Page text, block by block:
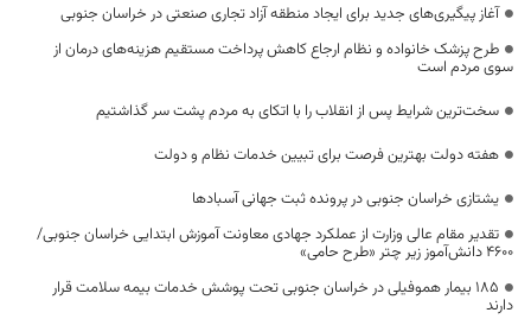
آغاز پیگیری‌های جدید برای ایجاد منطقه آزاد تجاری صنعتی در خراسان جنوبی
طرح پزشک خانواده و نظام ارجاع کاهش پرداخت مستقیم هزینه‌های درمان از
سوی مردم است
سخت‌ترین شرایط پس از انقلاب را با اتکای به مردم پشت سر گذاشتیم
هفته دولت بهترین فرصت برای تبیین خدمات نظام و دولت
یشتازی خراسان جنوبی در پرونده ثبت جهانی آسبادها
تقدیر مقام عالی وزارت از عملکرد جهادی معاونت آموزش ابتدایی خراسان جنوبی/
۴۶۰۰ دانش‌آموز زیر چتر «طرح حامی»
۱۸۵ بیمار هموفیلی در خراسان جنوبی تحت پوشش خدمات بیمه سلامت قرار
دارند